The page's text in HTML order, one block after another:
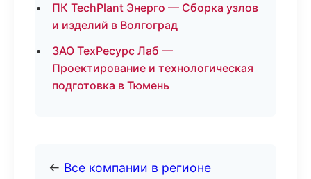
ПК TechPlant Энерго — Сборка узлов
и изделий в Волгоград
ЗАО ТехРесурс Лаб —
Проектирование и технологическая
подготовка в Тюмень
← Все компании в регионе